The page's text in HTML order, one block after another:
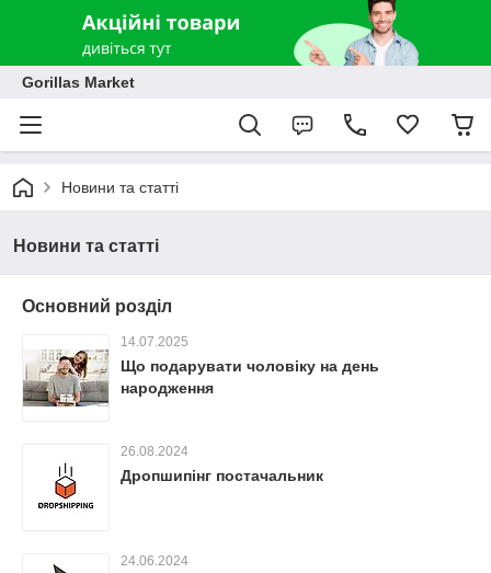
Gorillas Market
Новини та статті
Новини та статті
Основний розділ
14.07.2025
Що подарувати чоловіку на день
народження
26.08.2024
Дропшипінг постачальник
24.06.2024